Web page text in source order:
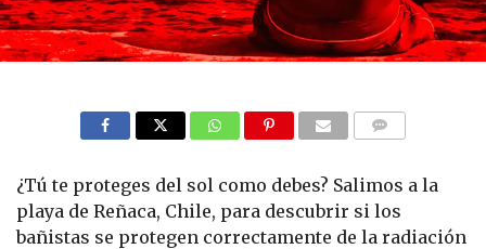
¿Tú te proteges del sol como debes? Salimos a la
playa de Reñaca, Chile, para descubrir si los
bañistas se protegen correctamente de la radiación